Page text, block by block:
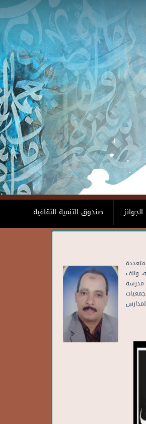
صندوق التنمية الثقافية الجوائز
في معارض متعددة
والف
مدرسة